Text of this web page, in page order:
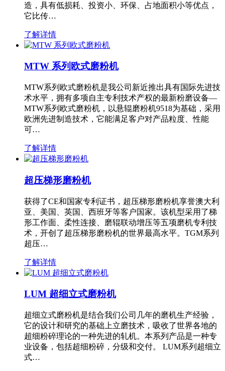
造，具有低损耗、投资小、环保、占地面积小等优点，
它比传…
了解详情
MTW 系列欧式磨粉机
MTW系列欧式磨粉机是我公司新近推出具有国际先进技
术水平，拥有多项自主专利技术产权的最新粉磨设备—
MTW系列欧式磨粉机，以悬辊磨粉机9518为基础，采用
欧洲先进制造技术，它能满足客户对产品粒度、性能
可…
了解详情
超压梯形磨粉机
获得了CE和国家专利证书，超压梯形磨粉机享誉澳大利
亚、美国、英国、西班牙等客户国家。该机型采用了梯
形工作面、柔性连接、磨辊联动增压等五项磨机专利技
术，开创了超压梯形磨粉机的世界最高水平。TGM系列
超压…
了解详情
LUM 超细立式磨粉机
超细立式磨粉机是结合我们公司几年的磨机生产经验，
它的设计和研究的基础上立磨技术，吸收了世界各地的
超细粉碎理论的一种先进的轧机。本系列产品是一种专
业设备，包括超细粉碎，分级和交付。 LUM系列超细立
式…